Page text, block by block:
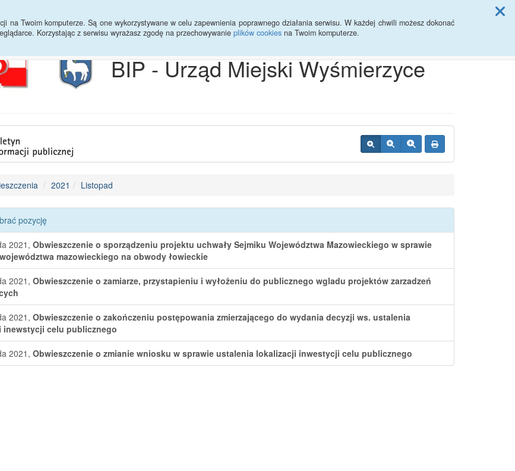
na Twoim komputerze. Są one wykorzystywane w celu zapewnienia poprawnego działania serwisu. W każdej chwili możesz dokonać
Korzystając z serwisu wyrażasz zgodę na przechowywanie plików cookies na Twoim komputerze.
Przycisk wyszukaj duży
BIP - Urząd Miejski Wyśmierzyce
2021 Listopad
pozycję
2021, Obwieszczenie o sporządzeniu projektu uchwały Sejmiku Województwa Mazowieckiego w sprawie
mazowieckiego na obwody łowieckie
2021, Obwieszczenie o zamiarze, przystapieniu i wyłożeniu do publicznego wgladu projektów zarzadzeń
2021, Obwieszczenie o zakończeniu postępowania zmierzającego do wydania decyzji ws. ustalenia
inewstycji celu publicznego
2021, Obwieszczenie o zmianie wniosku w sprawie ustalenia lokalizacji inwestycji celu publicznego